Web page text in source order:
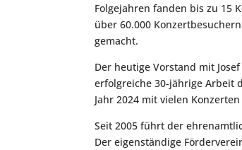
Folgejahren fanden bis zu 15
über 60.000
gemacht.
Der heutige Vorstand mit
erfolgreiche 30-jährige Arbeit
Jahr 2024 mit vielen
Seit 2005 führt der
Der eigenständige